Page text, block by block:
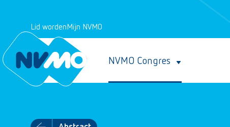
Lid wordenMijn NVMO
NVMO Congres